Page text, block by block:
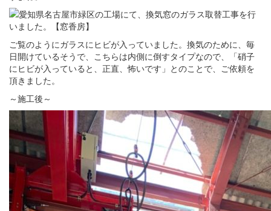
ご覧のようにガラスにヒビが入っていました。換気のために、毎
日開けているそうで、こちらは内側に倒すタイプなので、「硝子
にヒビが入っていると、正直、怖いです」とのことで、ご依頼を
頂きました。
～施工後～